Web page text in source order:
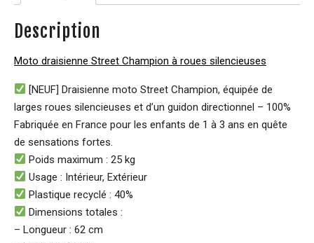
Description
Moto draisienne Street Champion à roues silencieuses
[NEUF] Draisienne moto Street Champion, équipée de
larges roues silencieuses et d’un guidon directionnel – 100%
Fabriquée en France pour les enfants de 1 à 3 ans en quête
de sensations fortes.
Poids maximum : 25 kg
Usage : Intérieur, Extérieur
Plastique recyclé : 40%
Dimensions totales :
– Longueur : 62 cm